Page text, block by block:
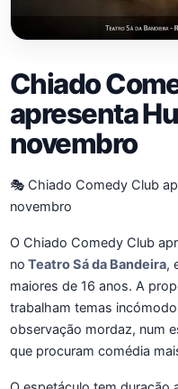
Chiado
apresenta
novembro
🎭 Chiado Comedy Club
novembro
O Chiado Comedy Club
no Teatro Sá da Bandeira,
maiores de 16 anos. A
trabalham temas
observação mordaz, num
que procuram comédia